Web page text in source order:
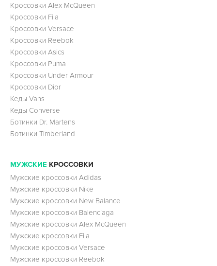
Кроссовки Alex McQueen
Кроссовки Fila
Кроссовки Versace
Кроссовки Reebok
Кроссовки Asics
Кроссовки Puma
Кроссовки Under Armour
Кроссовки Dior
Кеды Vans
Кеды Converse
Ботинки Dr. Martens
Ботинки Timberland
МУЖСКИЕ КРОССОВКИ
Мужские кроссовки Adidas
Мужские кроссовки Nike
Мужские кроссовки New Balance
Мужские кроссовки Balenciaga
Мужские кроссовки Alex McQueen
Мужские кроссовки Fila
Мужские кроссовки Versace
Мужские кроссовки Reebok